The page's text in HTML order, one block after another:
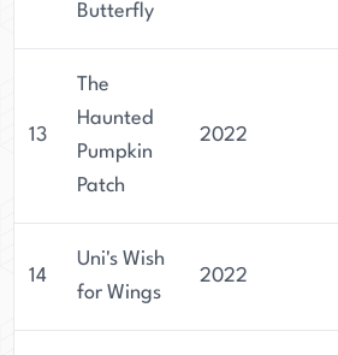
Butterfly
13
The
Haunted
Pumpkin
Patch
2022
14
Uni's Wish
for Wings
2022